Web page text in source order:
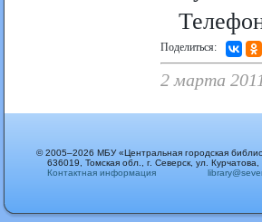
Поделиться:
2 марта
© 2005–2026 МБУ «Центральная городская
636019, Томская обл., г. Северск, ул. Курчатова,
Контактная информация